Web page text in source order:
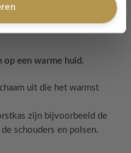
op een warme huid.
uit die het warmst
zijn bijvoorbeeld de
schouders en polsen.